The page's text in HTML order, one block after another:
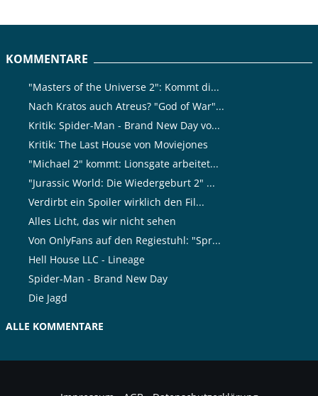
KOMMENTARE
"Masters of the Universe 2": Kommt di...
Nach Kratos auch Atreus? "God of War"...
Kritik: Spider-Man - Brand New Day vo...
Kritik: The Last House von Moviejones
"Michael 2" kommt: Lionsgate arbeitet...
"Jurassic World: Die Wiedergeburt 2" ...
Verdirbt ein Spoiler wirklich den Fil...
Alles Licht, das wir nicht sehen
Von OnlyFans auf den Regiestuhl: "Spr...
Hell House LLC - Lineage
Spider-Man - Brand New Day
Die Jagd
ALLE KOMMENTARE